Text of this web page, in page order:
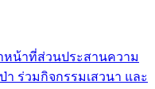
าหน้าที่ส่วนประสานความ
ร่วมกิจกรรมเสวนา และ